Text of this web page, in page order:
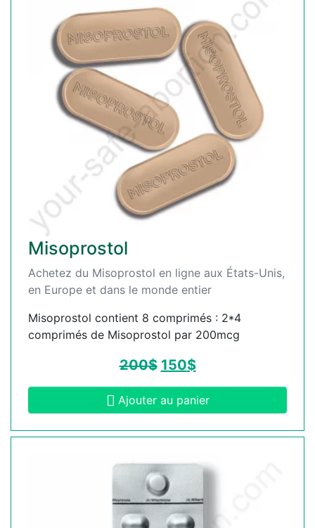
Misoprostol
Achetez du Misoprostol en ligne aux États-Unis,
en Europe et dans le monde entier
Misoprostol contient 8 comprimés : 2*4
comprimés de Misoprostol par 200mcg
200$ 150$
Ajouter au panier